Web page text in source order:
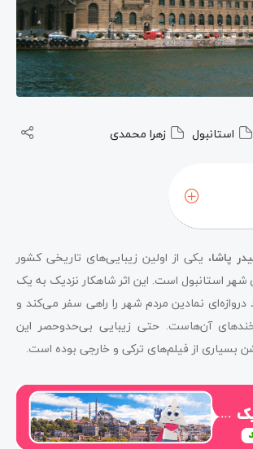
استانبول زهرا محمدی
پاشا، یکی از اولین زیبایی‌های تاریخی کشور
شهر استانبول است. این اثر شاهکار نزدیک به یک
نمادین مردم شهر را راهی سفر می‌کند و
آن‌هاست. حتی زیبایی بی‌حدوحصر این
بسیاری از فیلم‌های ترکی و خارجی بوده است.